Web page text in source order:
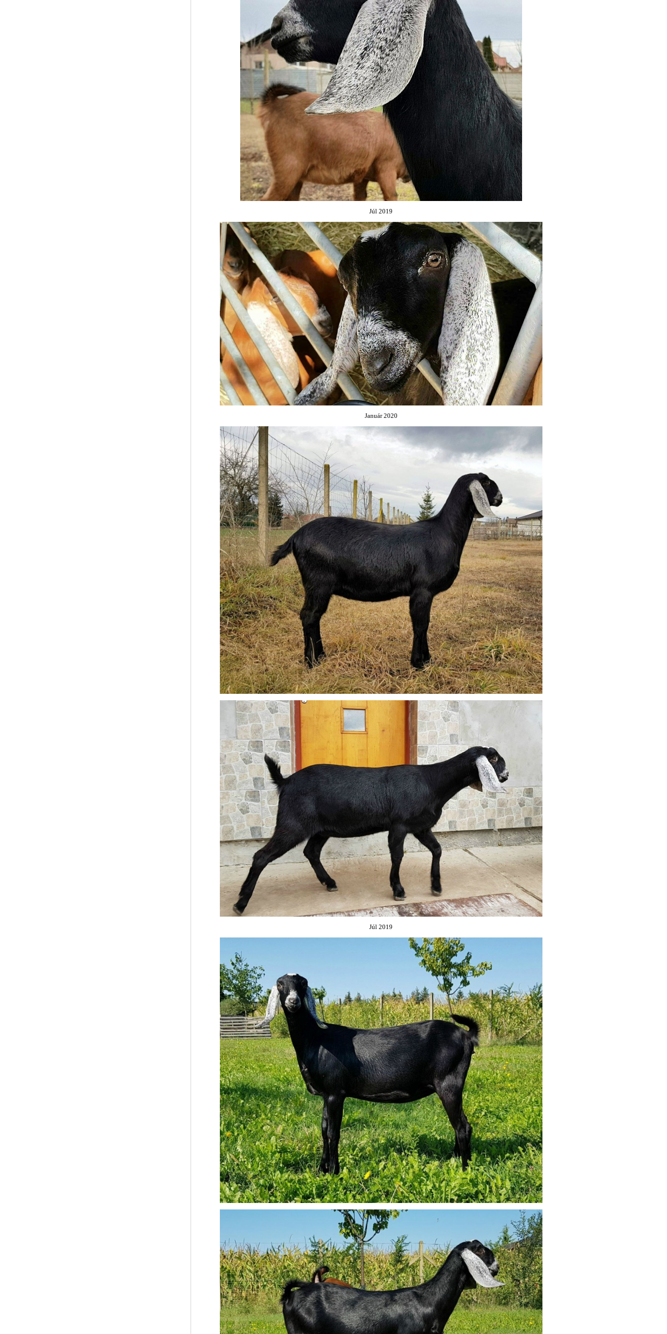
Júl 2019
Január 2020
Júl 2019